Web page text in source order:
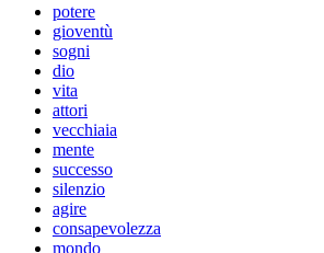
potere
gioventù
sogni
dio
vita
attori
vecchiaia
mente
successo
silenzio
agire
consapevolezza
mondo